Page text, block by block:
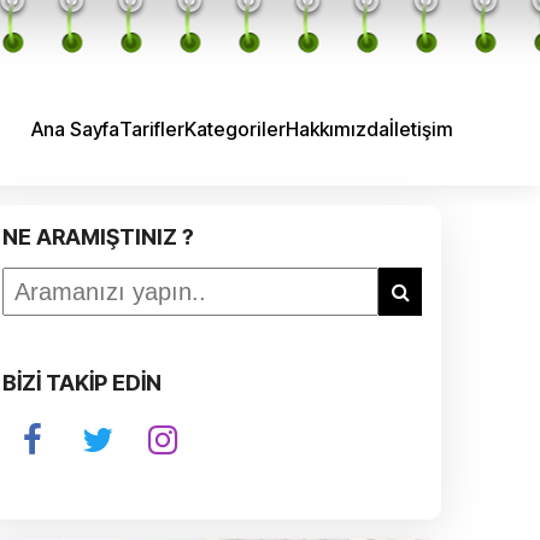
Ana SayfaTariflerKategorilerHakkımızdaİletişim
NE ARAMIŞTINIZ ?
BİZİ TAKİP EDİN